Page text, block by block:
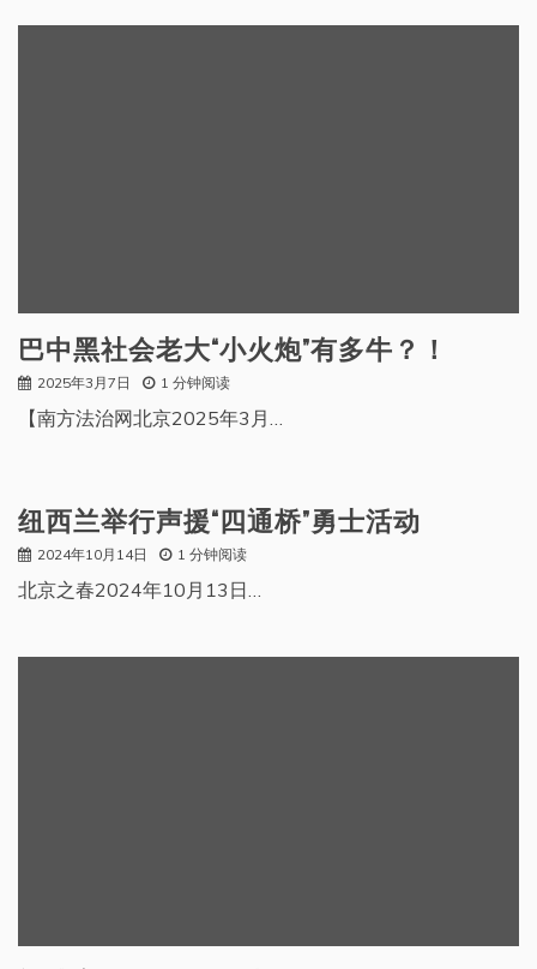
巴中黑社会老大“小火炮”有多牛？！
2025年3月7日 1 分钟阅读
【南方法治网北京2025年3月…
纽西兰举行声援“四通桥”勇士活动
2024年10月14日 1 分钟阅读
北京之春2024年10月13日…